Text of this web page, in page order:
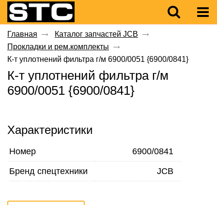
Главная
Каталог запчастей JCB
Прокладки и рем.комплекты
К-т уплотнений фильтра г/м 6900/0051 {6900/0841}
К-т уплотнений фильтра г/м
6900/0051 {6900/0841}
Характеристики
Номер 6900/0841
Бренд спецтехники JCB